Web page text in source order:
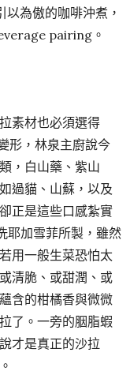
為傲的咖啡沖煮，
pairing。
素材也必須選得
形，林泉主廚說今
，白山藥、紫山
過貓、山蘇，以及
正是這些口感紮實
耶加雪菲所製，雖然
用一般生菜恐怕太
清脆、或甜潤、或
含的柑橘香與微微
了。一旁的胭脂蝦
才是真正的沙拉